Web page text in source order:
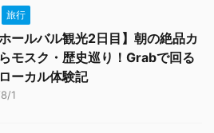
旅行
ホールバル観光2日目】朝の絶品カ
モスク・歴史巡り！Grabで回る
ーカル体験記
1